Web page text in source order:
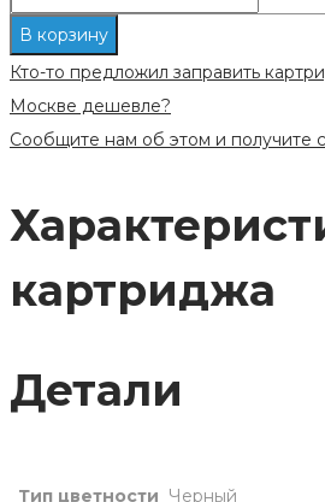
Новый
совместимый
картридж
В корзину
Кто-то предложил заправить
Москве дешевле?
Сообщите нам об этом и получите
картриджа
Детали
Тип цветности Черный